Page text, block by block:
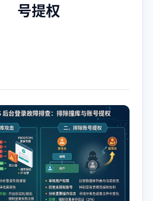
号提权